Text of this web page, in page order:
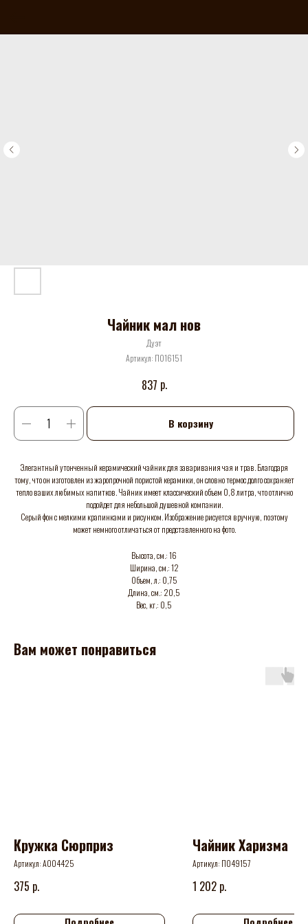
Чайник мал нов
Дуэт
Артикул: П016151
837 р.
В корзину
Элегантный утонченный керамический чайник для заваривания чая и трав. Благодаря
тому, что он изготовлен из жаропрочной пористой керамики, он словно термос долго сохраняет
тепло ваших любимых напитков. Чайник имеет классический объем 0,8 литра, что отлично
подойдет для небольшой душевной компании.
Серый фон с мелкими крапинками и рисунком. Изображение рисуется вручную, поэтому
может немного отличаться от представленного на фото.
Высота, см.: 16
Ширина, см.: 12
Объем, л.: 0,75
Длина, см.: 20,5
Вес, кг.: 0,5
Вам может понравиться
Кружка Сюрприз
Артикул:А004425
375 р.
Чайник Харизма
Артикул: П049157
1 202 р.